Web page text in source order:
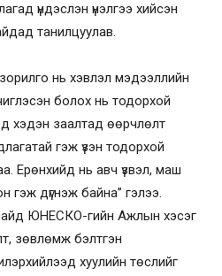
үндэслэн үнэлгээ хийсэн
танилцуулав.
нь хэвлэл мэдээллийн
болох нь тодорхой
хэдэн заалтад өөрчлөлт
гэж үзэн тодорхой
Ерөнхийд нь авч үзвэл, маш
гэж дүгнэж байна” гэлээ.
ЮНЕСКО-гийн Ажлын хэсэг
зөвлөмж бэлтгэн
хуулийн төслийг